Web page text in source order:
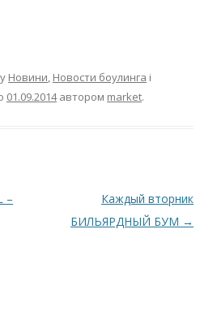
Новини, Новости боулинга і
01.09.2014 автором market.
–
Каждый вторник
БИЛЬЯРДНЫЙ БУМ →